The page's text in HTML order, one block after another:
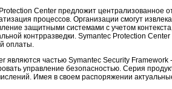
Center предложит
процессов. Организации смогут
защитными системами с учетом
контрразведки. Symantec Protection
оплаты.
являются частью Symantec Security
управление безопасностью. Серия
Имея в своем распоряжении